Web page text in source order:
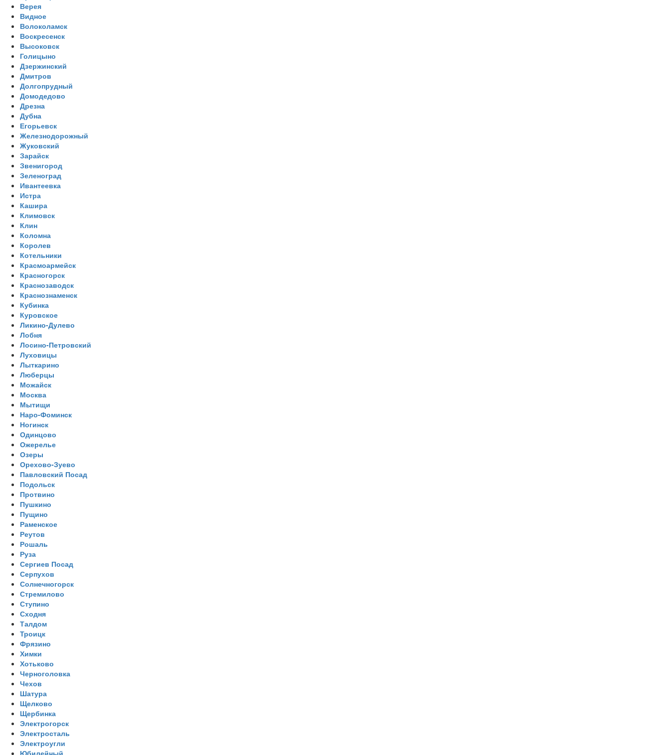
Верея
Видное
Волоколамск
Воскресенск
Высоковск
Голицыно
Дзержинский
Дмитров
Долгопрудный
Домодедово
Дрезна
Дубна
Егорьевск
Железнодорожный
Жуковский
Зарайск
Звенигород
Зеленоград
Ивантеевка
Истра
Кашира
Климовск
Клин
Коломна
Королев
Котельники
Красмоармейск
Красногорск
Краснозаводск
Краснознаменск
Кубинка
Куровское
Ликино-Дулево
Лобня
Лосино-Петровский
Луховицы
Лыткарино
Люберцы
Можайск
Москва
Мытищи
Наро-Фоминск
Ногинск
Одинцово
Ожерелье
Озеры
Орехово-Зуево
Павловский Посад
Подольск
Протвино
Пушкино
Пущино
Раменское
Реутов
Рошаль
Руза
Сергиев Посад
Серпухов
Солнечногорск
Стремилово
Ступино
Сходня
Талдом
Троицк
Фрязино
Химки
Хотьково
Черноголовка
Чехов
Шатура
Щелково
Щербинка
Электрогорск
Электросталь
Электроугли
Юбилейный